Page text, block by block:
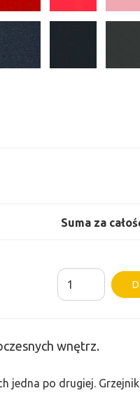
Suma za
ilość
Grzejnik
wnętrz.
jedna po drugiej.